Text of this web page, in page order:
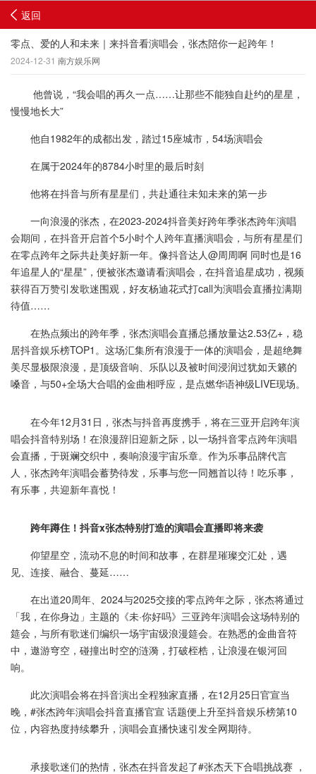
返回
零点、爱的人和未来｜来抖音看演唱会，张杰陪你一起跨年！
2024-12-31 南方娱乐网
他曾说，“我会唱的再久一点……让那些不能独自赴约的星星，
慢慢地长大”
他自1982年的成都出发，踏过15座城市，54场演唱会
在属于2024年的8784小时里的最后时刻
他将在抖音与所有星星们，共赴通往未知未来的第一步
一向浪漫的张杰，在2023-2024抖音美好跨年季张杰跨年演唱
会期间，在抖音开启首个5小时个人跨年直播演唱会，与所有星星们
在零点跨年之际共赴美好新一年。像抖音达人@周周啊 同时也是16
年追星人的“星星”，便被张杰邀请看演唱会，在抖音追星成功，视频
获得百万赞引发歌迷围观，好友杨迪花式打call为演唱会直播拉满期
待值……
在热点频出的跨年季，张杰演唱会直播总播放量达2.53亿+，稳
居抖音娱乐榜TOP1。这场汇集所有浪漫于一体的演唱会，是超绝舞
美尽显极限浪漫，是顶级音响、乐队以及被时间浸润过犹如天籁的
嗓音，与50+全场大合唱的金曲相呼应，是点燃华语神级LIVE现场。
在今年12月31日，张杰与抖音再度携手，将在三亚开启跨年演
唱会抖音特别场！在浪漫辞旧迎新之际，以一场抖音零点跨年演唱
会直播，于斑斓交织中，奏响浪漫宇宙乐章。作为乐事品牌代言
人，张杰跨年演唱会蓄势待发，乐事与您一同翘首以待！吃乐事，
有乐事，共迎新年喜悦！
跨年蹲住！抖音x张杰特别打造的演唱会直播即将来袭
仰望星空，流动不息的时间和故事，在群星璀璨交汇处，遇
见、连接、融合、蔓延……
在出道20周年、2024与2025交接的零点跨年之际，张杰将通过
「我，在你身边」主题的《未·你好吗》三亚跨年演唱会这场特别的
筵会，与所有歌迷们编织一场宇宙级浪漫筵会。在熟悉的金曲音符
中，遨游穹空，碰撞出时空的涟漪，打破桎梏，让浪漫在银河回
响。
此次演唱会将在抖音演出全程独家直播，在12月25日官宣当
晚，#张杰跨年演唱会抖音直播官宣 话题便上升至抖音娱乐榜第10
位，内容热度持续攀升，演唱会直播快速引发全网期待。
承接歌迷们的热情，张杰在抖音发起了#张杰天下合唱挑战赛 ，